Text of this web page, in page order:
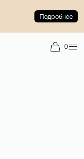
Подробнее
0